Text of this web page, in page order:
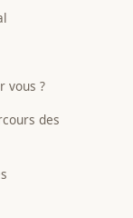
vous ?
des